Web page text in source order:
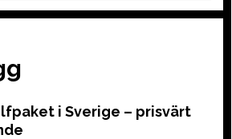
i Sverige – prisvärt